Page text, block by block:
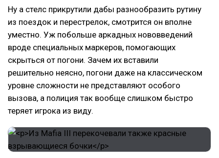
Ну а стелс прикрутили дабы разнообразить рутину
из поездок и перестрелок, смотрится он вполне
уместно. Уж побольше аркадных нововведений
вроде специальных маркеров, помогающих
скрыться от погони. Зачем их вставили
решительно неясно, погони даже на классическом
уровне сложности не представляют особого
вызова, а полиция так вообще слишком быстро
теряет игрока из виду.